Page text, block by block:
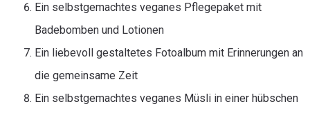
Ein selbstgemachtes veganes Pflegepaket mit
Badebomben und Lotionen
Ein liebevoll gestaltetes Fotoalbum mit Erinnerungen an
die gemeinsame Zeit
Ein selbstgemachtes veganes Müsli in einer hübschen